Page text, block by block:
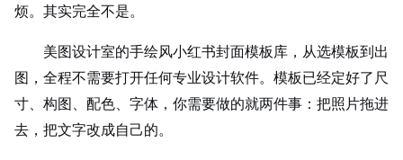
烦。其实完全不是。
美图设计室的手绘风小红书封面模板库，从选模板到出
图，全程不需要打开任何专业设计软件。模板已经定好了尺
寸、构图、配色、字体，你需要做的就两件事：把照片拖进
去，把文字改成自己的。